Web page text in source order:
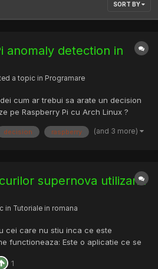
SORT BY
anomaly detection in
a topic in Programare
cum ar trebui sa arate un decision
pe Raspberry Pi cu Arch Linux ?
decision raspberry (and 3 more)
supernova utilizand
in Tutoriale in romana
cei care nu stiu inca ce este
functioneaza: Este o aplicatie ce se
se conecteze la o aplicatie externa
1